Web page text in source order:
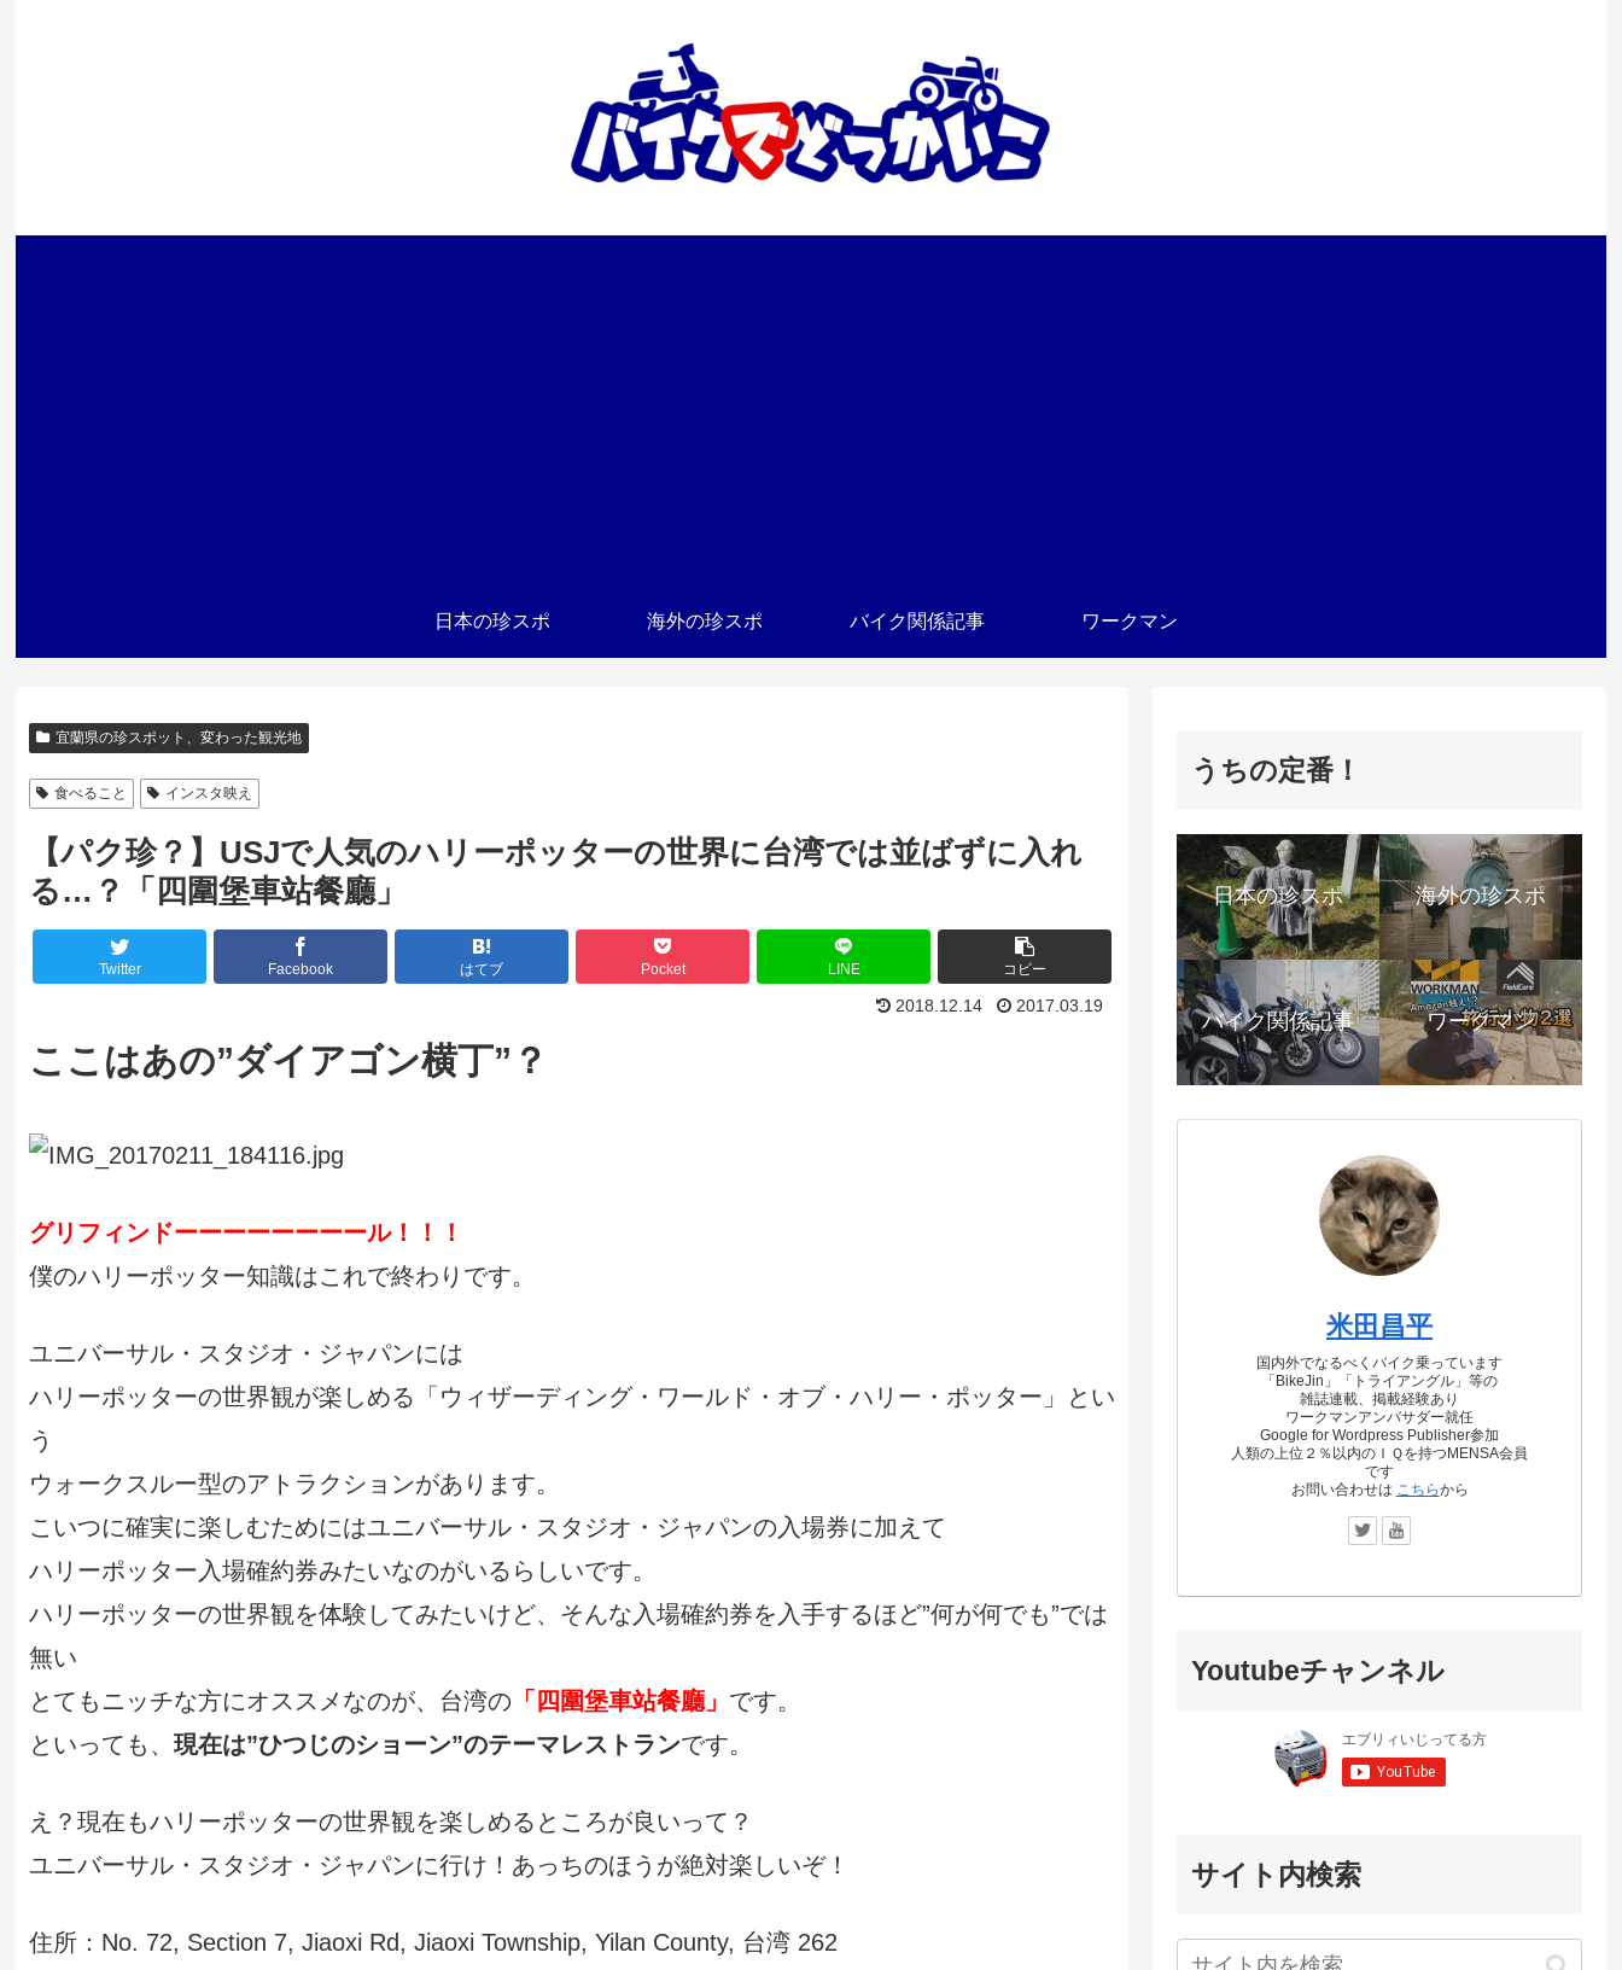
日本の珍スポ 海外の珍スポ バイク関係記事 ワークマン
宜蘭県の珍スポット、変わった観光地
食べること インスタ映え
【パク珍？】USJで人気のハリーポッターの世界に台湾では並ばずに入れ
る…？「四圍堡車站餐廳」
Twitter Facebook はてブ Pocket LINE コピー
2018.12.14 2017.03.19
ここはあの”ダイアゴン横丁”？
グリフィンドーーーーーーーール！！！
僕のハリーポッター知識はこれで終わりです。
ユニバーサル・スタジオ・ジャパンには
ハリーポッターの世界観が楽しめる「ウィザーディング・ワールド・オブ・ハリー・ポッター」とい
う
ウォークスルー型のアトラクションがあります。
こいつに確実に楽しむためにはユニバーサル・スタジオ・ジャパンの入場券に加えて
ハリーポッター入場確約券みたいなのがいるらしいです。
ハリーポッターの世界観を体験してみたいけど、そんな入場確約券を入手するほど”何が何でも”では
無い
とてもニッチな方にオススメなのが、台湾の 「四圍堡車站餐廳」 です。
といっても、 現在は”ひつじのショーン”のテーマレストランです。
え？現在もハリーポッターの世界観を楽しめるところが良いって？
ユニバーサル・スタジオ・ジャパンに行け！あっちのほうが絶対楽しいぞ！
住所：No. 72, Section 7, Jiaoxi Rd, Jiaoxi Township, Yilan County, 台湾 262
うちの定番！
日本の珍スポ 海外の珍スポ
バイク関係記事 ワークマン
米田昌平
国内外でなるべくバイク乗っています
「BikeJin」「トライアングル」等の
雑誌連載、掲載経験あり
ワークマンアンバサダー就任
Google for Wordpress Publisher参加
人類の上位２％以内のＩＱを持つMENSA会員
です
お問い合わせは こちらから
Youtubeチャンネル
サイト内検索